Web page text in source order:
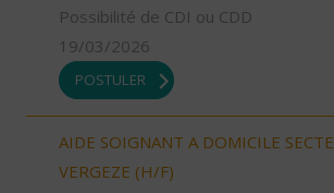
Possibilité de CDI ou CDD
19/03/2026
POSTULER
AIDE SOIGNANT A DOMICILE
VERGEZE (H/F)